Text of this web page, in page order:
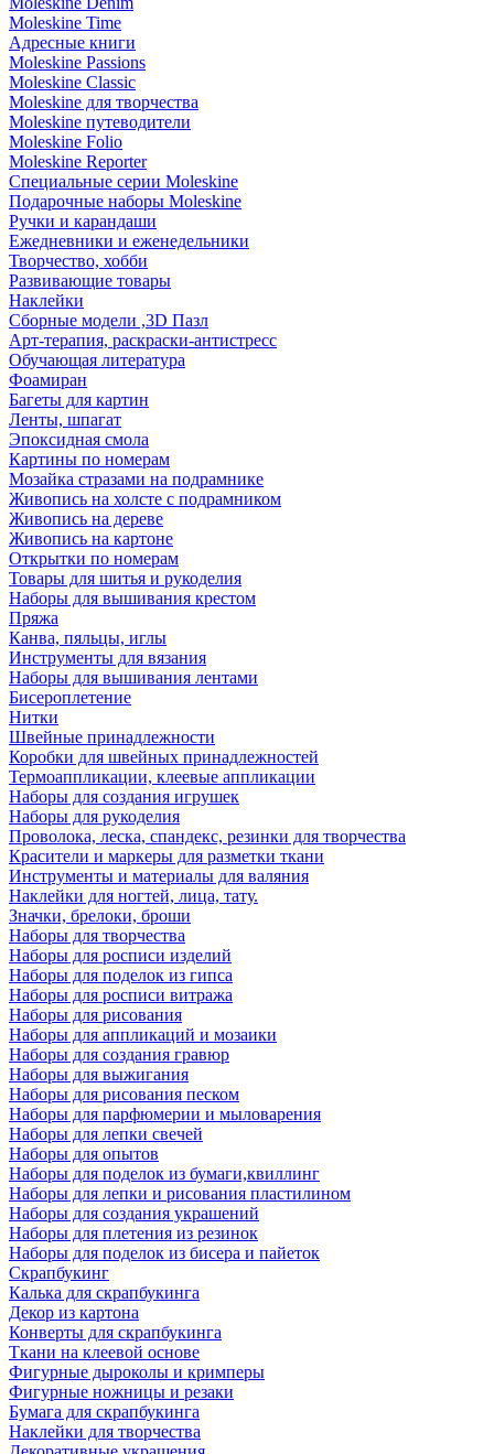
Moleskine Time
Адресные книги
Moleskine Passions
Moleskine Classic
Moleskine для творчества
Moleskine путеводители
Moleskine Folio
Moleskine Reporter
Специальные серии Moleskine
Подарочные наборы Moleskine
Ручки и карандаши
Ежедневники и еженедельники
Творчество, хобби
Развивающие товары
Наклейки
Сборные модели ,3D Пазл
Арт-терапия, раскраски-антистресс
Обучающая литература
Фоамиран
Багеты для картин
Ленты, шпагат
Эпоксидная смола
Картины по номерам
Мозайка стразами на подрамнике
Живопись на холсте с подрамником
Живопись на дереве
Живопись на картоне
Открытки по номерам
Товары для шитья и рукоделия
Наборы для вышивания крестом
Пряжа
Канва, пяльцы, иглы
Инструменты для вязания
Наборы для вышивания лентами
Бисероплетение
Нитки
Швейные принадлежности
Коробки для швейных принадлежностей
Термоаппликации, клеевые аппликации
Наборы для создания игрушек
Наборы для рукоделия
Проволока, леска, спандекс, резинки для творчества
Красители и маркеры для разметки ткани
Инструменты и материалы для валяния
Наклейки для ногтей, лица, тату.
Значки, брелоки, броши
Наборы для творчества
Наборы для росписи изделий
Наборы для поделок из гипса
Наборы для росписи витража
Наборы для рисования
Наборы для аппликаций и мозаики
Наборы для создания гравюр
Наборы для выжигания
Наборы для рисования песком
Наборы для парфюмерии и мыловарения
Наборы для лепки свечей
Наборы для опытов
Наборы для поделок из бумаги,квиллинг
Наборы для лепки и рисования пластилином
Наборы для создания украшений
Наборы для плетения из резинок
Наборы для поделок из бисера и пайеток
Скрапбукинг
Калька для скрапбукинга
Декор из картона
Конверты для скрапбукинга
Ткани на клеевой основе
Фигурные дыроколы и кримперы
Фигурные ножницы и резаки
Бумага для скрапбукинга
Наклейки для творчества